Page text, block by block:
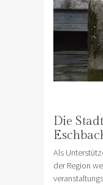
Die
Als
der Region